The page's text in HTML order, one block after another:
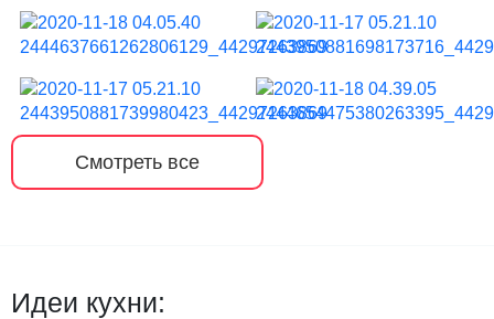
Смотреть все
Идеи кухни: